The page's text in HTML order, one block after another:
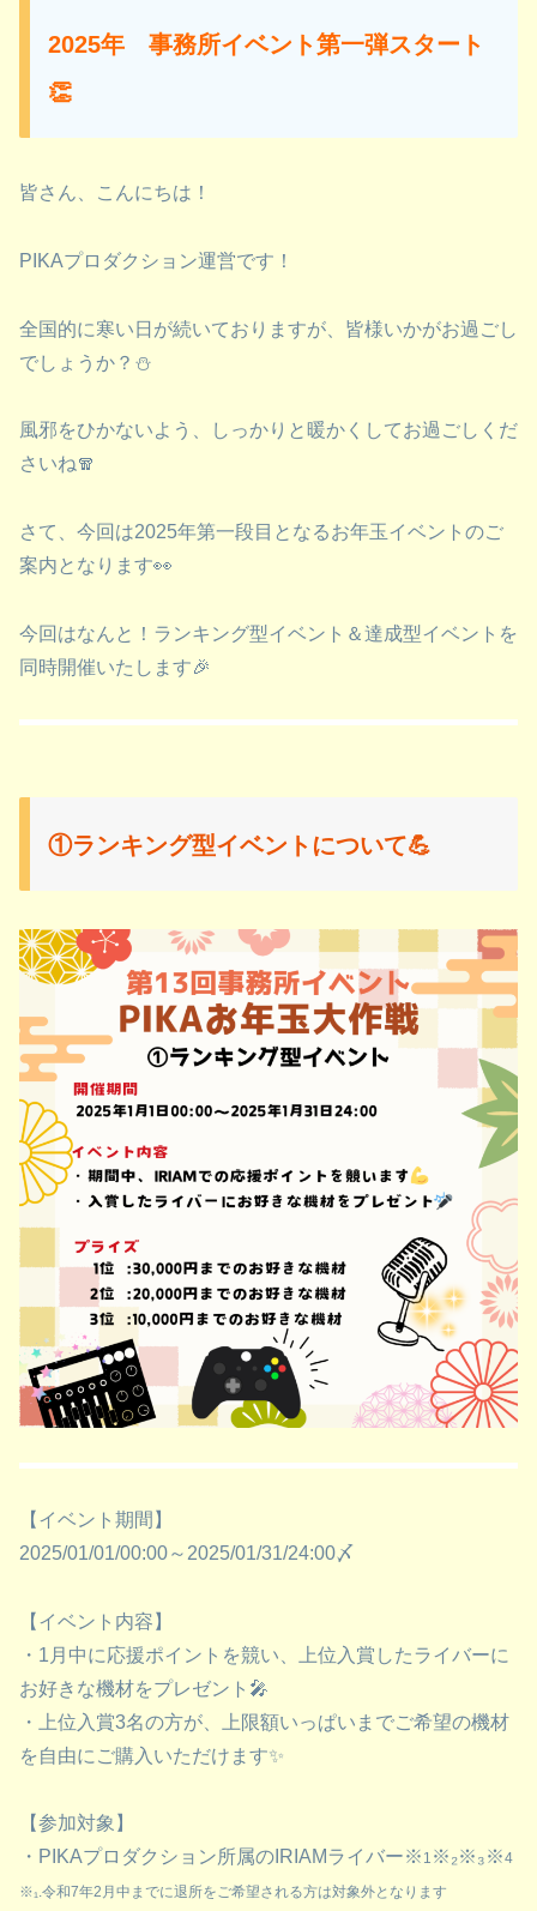
2025年 事務所イベント第一弾スタート
👏
皆さん、こんにちは！
PIKAプロダクション運営です！
全国的に寒い日が続いておりますが、皆様いかがお過ごし
でしょうか？⛄
風邪をひかないよう、しっかりと暖かくしてお過ごしくだ
さいね🧣
さて、今回は2025年第一段目となるお年玉イベントのご
案内となります👀
今回はなんと！ランキング型イベント＆達成型イベントを
同時開催いたします🎉
①ランキング型イベントについて💪
【イベント期間】
2025/01/01/00:00～2025/01/31/24:00〆
【イベント内容】
・1月中に応援ポイントを競い、上位入賞したライバーに
お好きな機材をプレゼント🎤
・上位入賞3名の方が、上限額いっぱいまでご希望の機材
を自由にご購入いただけます✨
【参加対象】
・PIKAプロダクション所属のIRIAMライバー※ 1 ※₂※₃※4
※₁.令和7年2月中までに退所をご希望される方は対象外となります